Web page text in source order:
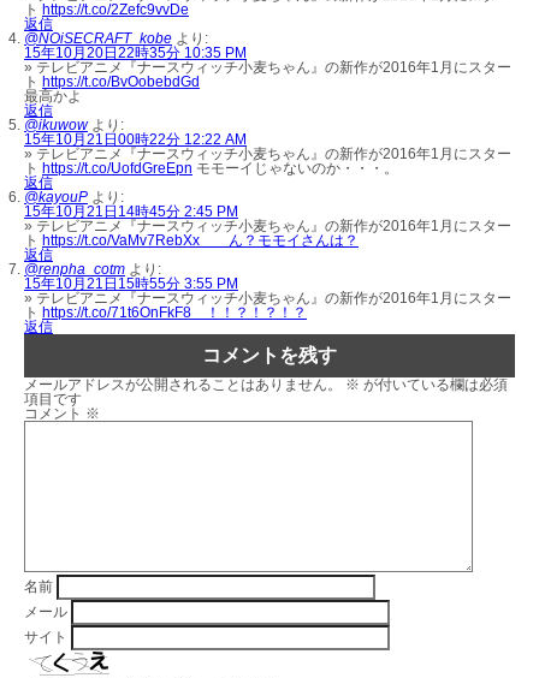
ト https://t.co/2Zefc9vvDe
返信
@NOiSECRAFT_kobe より:
15年10月20日22時35分 10:35 PM
» テレビアニメ『ナースウィッチ小麦ちゃん』の新作が2016年1月にスター
ト https://t.co/BvOobebdGd
最高かよ
返信
@ikuwow より:
15年10月21日00時22分 12:22 AM
» テレビアニメ『ナースウィッチ小麦ちゃん』の新作が2016年1月にスター
ト https://t.co/UofdGreEpn モモーイじゃないのか・・・。
返信
@kayouP より:
15年10月21日14時45分 2:45 PM
» テレビアニメ『ナースウィッチ小麦ちゃん』の新作が2016年1月にスター
ト https://t.co/VaMv7RebXx ん？モモイさんは？
返信
@renpha_cotm より:
15年10月21日15時55分 3:55 PM
» テレビアニメ『ナースウィッチ小麦ちゃん』の新作が2016年1月にスター
ト https://t.co/71t6OnFkF8 ！！？！？！？
返信
コメントを残す
メールアドレスが公開されることはありません。 ※ が付いている欄は必須
項目です
コメント ※
名前
メール
サイト